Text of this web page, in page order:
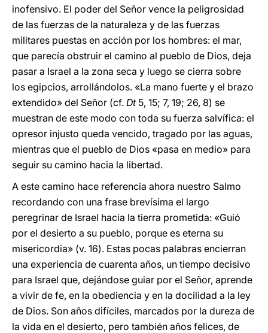
inofensivo. El poder del Señor vence la peligrosidad
de las fuerzas de la naturaleza y de las fuerzas
militares puestas en acción por los hombres: el mar,
que parecía obstruir el camino al pueblo de Dios, deja
pasar a Israel a la zona seca y luego se cierra sobre
los egipcios, arrollándolos. «La mano fuerte y el brazo
extendido» del Señor (cf. Dt5, 15; 7, 19; 26, 8) se
muestran de este modo con toda su fuerza salvífica: el
opresor injusto queda vencido, tragado por las aguas,
mientras que el pueblo de Dios «pasa en medio» para
seguir su camino hacia la libertad.
A este camino hace referencia ahora nuestro Salmo
recordando con una frase brevísima el largo
peregrinar de Israel hacia la tierra prometida: «Guió
por el desierto a su pueblo, porque es eterna su
misericordia» (v. 16). Estas pocas palabras encierran
una experiencia de cuarenta años, un tiempo decisivo
para Israel que, dejándose guiar por el Señor, aprende
a vivir de fe, en la obediencia y en la docilidad a la ley
de Dios. Son años difíciles, marcados por la dureza de
la vida en el desierto, pero también años felices, de